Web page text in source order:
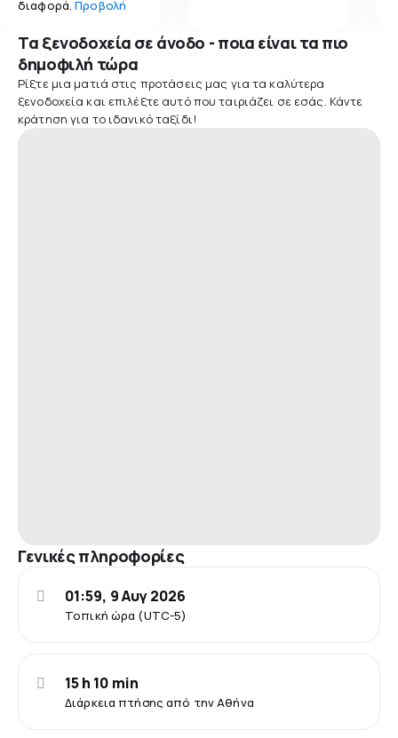
διαφορά.Προβολή
Τα ξενοδοχεία σε άνοδο - ποια είναι τα πιο
δημοφιλή τώρα
Ρίξτε μια ματιά στις προτάσεις μας για τα καλύτερα
ξενοδοχεία και επιλέξτε αυτό που ταιριάζει σε εσάς. Κάντε
κράτηση για το ιδανικό ταξίδι!
Γενικές πληροφορίες
Τοπική ώρα (UTC-5)
01:59, 9 Αυγ 2026
Διάρκεια πτήσης από την Αθήνα
15 h 10 min